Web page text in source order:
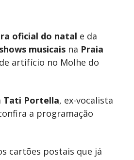
oficial do natal e da
musicais na Praia
artifício no Molhe do
Tati Portella, ex-vocalista
a programação
cartões postais que já